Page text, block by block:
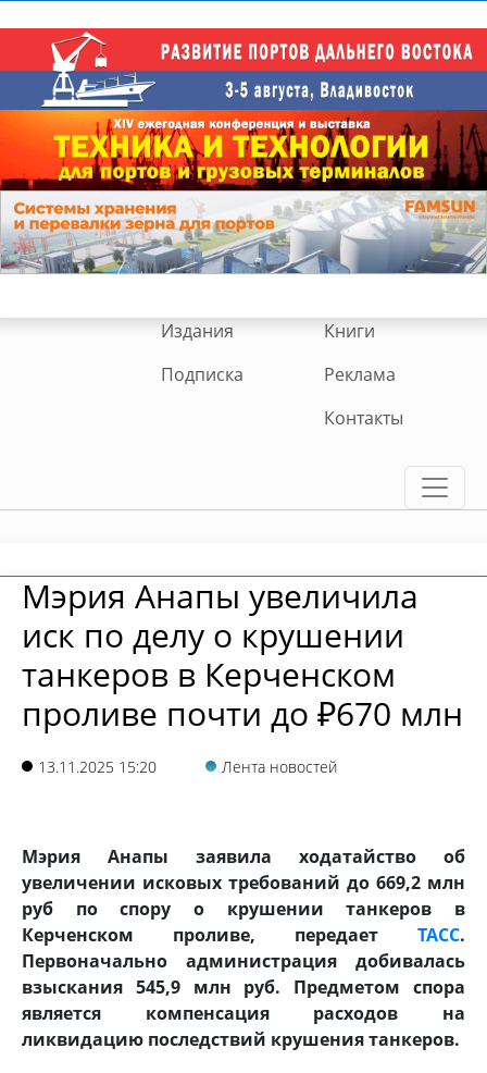
Издания
Книги
Подписка
Реклама
Контакты
Мэрия Анапы увеличила
иск по делу о крушении
танкеров в Керченском
проливе почти до ₽670 млн
13.11.2025 15:20 Лента новостей
Мэрия Анапы заявила ходатайство об
увеличении исковых требований до 669,2 млн
руб по спору о крушении танкеров в
Керченском проливе, передает ТАСС.
Первоначально администрация добивалась
взыскания 545,9 млн руб. Предметом спора
является компенсация расходов на
ликвидацию последствий крушения танкеров.